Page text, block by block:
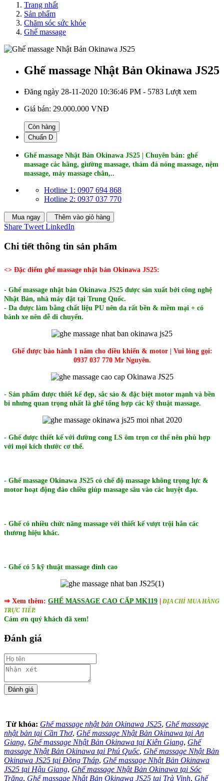
Trang nhất
Sản phẩm
Chăm sóc sức khỏe
Ghế massage
Ghế massage Nhật Bản Okinawa JS25
Đăng ngày 28-11-2020 10:36:46 PM - 5783 Lượt xem
Giá bán: 29.000.000 VNĐ
Còn hàng
Chuẩn D
Ghế massage Nhật Bản Okinawa JS25 | Chuyên bán: ghế
massage các hãng, giường massage, thảm đá nóng massage, nệm
massage, máy massage chân,..
Hotline 1: 0907 694 868
Hotline 2: 0937 037 770
Mua ngay Thêm vào giỏ hàng
Share Tweet LinkedIn
Chi tiết thông tin sản phẩm
<> Đặc điểm ghế massage nhật bản Okinawa JS25:
- Ghế massage nhật bản Okinawa JS25 được sản xuất bởi công nghệ
Nhật Bản, nhà máy đặt tại Trung Quốc.
- Da được làm bằng chất liệu PU nên da rất bền & mềm mại + có
bánh xe nên dễ di chuyển.
Ghế được bảo hành 1 năm cho điều khiển & motor | Vui lòng gọi:
0937 037 770 Mr Nguyên.
- Sản phẩm được thiết kế đẹp, sắc sảo & đặc biệt motor mạnh và bền
bỉ nhưng quan trọng nhất là ghế tổng hợp các kỹ thuật massage.
- Ghế được thiết kế với đường cong LS ôm trọn cơ thể nên phù hợp
với mọi kích thước cơ thể.
- Ghế massage Okinawa JS25 có chế độ massage không trọng lực &
motor hoạt động đảo chiều giúp massage sâu vào các huyệt đạo.
- Ghế có nhiều chức năng massage với thiết kế vượt trội hẳn các
thương hiệu khác.
- Ghế có 5 kỹ thuật massage đỉnh cao
⇒ Xem thêm: GHẾ MASSAGE CAO CẤP MK119
ĐỊA CHỈ MUA HÀNG
TRỰC TIẾP.
Cám ơn quý khách đã xem!
Đánh giá
Từ khóa: Ghế massage nhật bản Okinawa JS25, Ghế massage
nhật bản tại Cần Thơ, Ghế massage Nhật Bản Okinawa tại An
Giang, Ghế massage Nhật Bản Okinawa tại Kiên Giang, Ghế
massage Nhật Bản Okinawa tại Phú Quốc, Ghế massage Nhật Bản
Okinawa JS25 tại Đồng Tháp, Ghế massage Nhật Bản Okinawa
JS25 tại Hậu Giang, Ghế massage Nhật Bản Okinawa tại Sóc
Trăng, Ghế massage Nhật Bản Okinawa JS25 tại Trà Vinh, Ghế